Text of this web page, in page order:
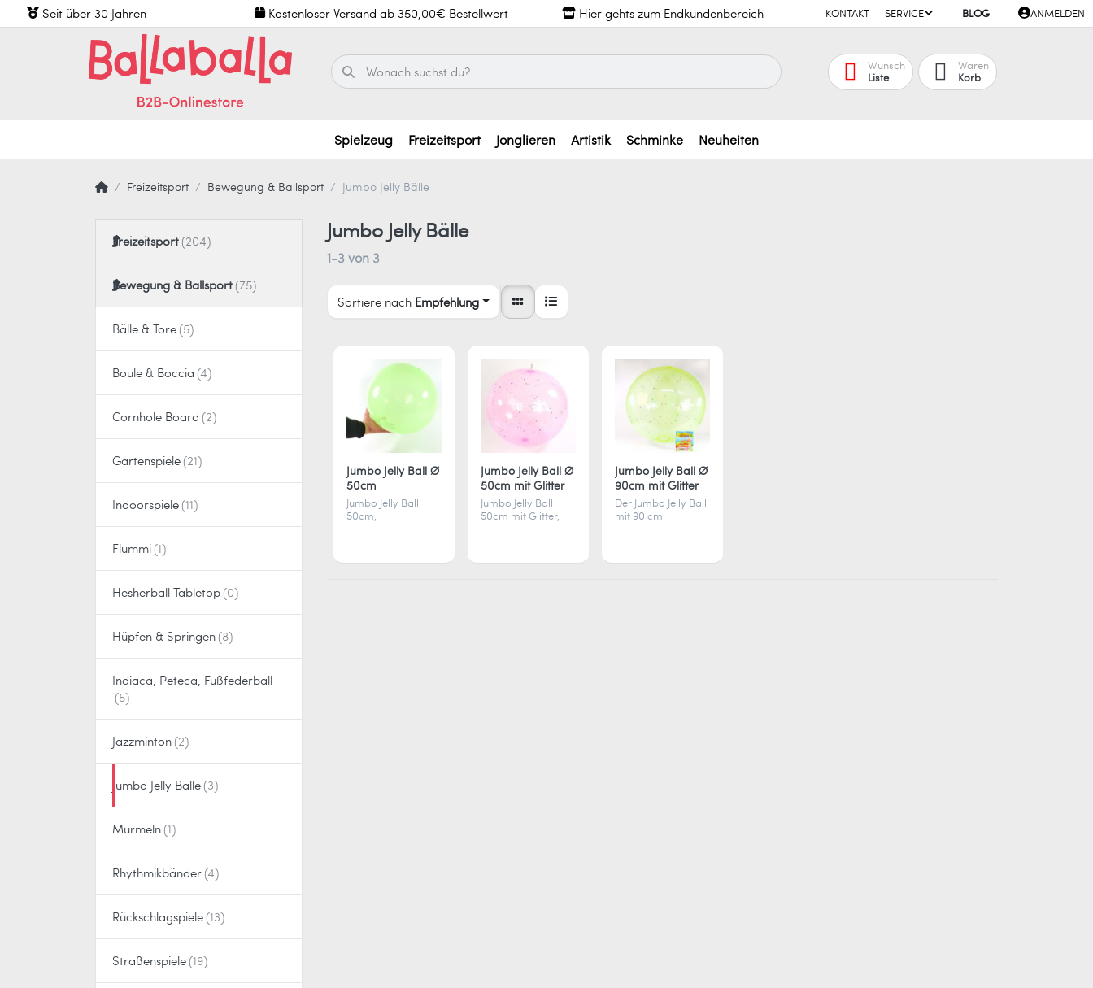
Seit über 30 Jahren Kostenloser Versand ab 350,00€ Bestellwert Hier gehts zum Endkundenbereich KONTAKT SERVICE BLOG ANMELDEN
Wunsch
Liste
Waren
Korb
Spielzeug Freizeitsport Jonglieren Artistik Schminke Neuheiten
Freizeitsport Bewegung & Ballsport Jumbo Jelly Bälle
Freizeitsport
Bewegung & Ballsport
Bälle & Tore
Boule & Boccia
Cornhole Board
Gartenspiele
Indoorspiele
Flummi
Hesherball Tabletop
Hüpfen & Springen
Indiaca, Peteca, Fußfederball
Jazzminton
Jumbo Jelly Bälle
Murmeln
Rhythmikbänder
Rückschlagspiele
Straßenspiele
Jumbo Jelly Bälle
1-3 von 3
Sortiere nach Empfehlung
Jumbo Jelly Ball Ø
50cm
Jumbo Jelly Ball
50cm,
Jumbo Jelly Ball Ø
50cm mit Glitter
Jumbo Jelly Ball
50cm mit Glitter,
Jumbo Jelly Ball Ø
90cm mit Glitter
Der Jumbo Jelly Ball
mit 90 cm